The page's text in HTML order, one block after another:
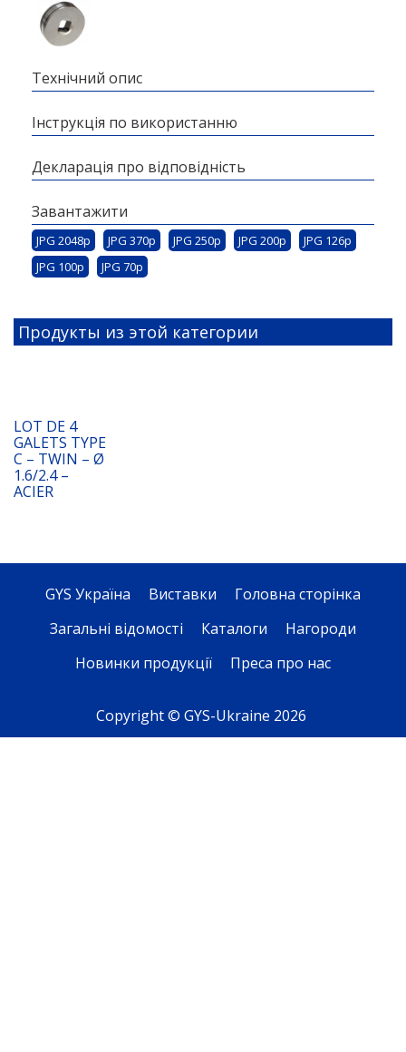
Технічний опис
Інструкція по використанню
Декларація про відповідність
Завантажити
JPG 2048p JPG 370p JPG 250p JPG 200p
JPG 126p
JPG 100p
JPG 70p
Продукты из этой категории
LOT DE 4
GALETS TYPE
C – TWIN – Ø
1.6/2.4 –
ACIER
GYS Україна Виставки
Головна сторінка
Загальні відомості
Каталоги
Нагороди
Новинки продукції
Преса про нас
Copyright © GYS-Ukraine 2026